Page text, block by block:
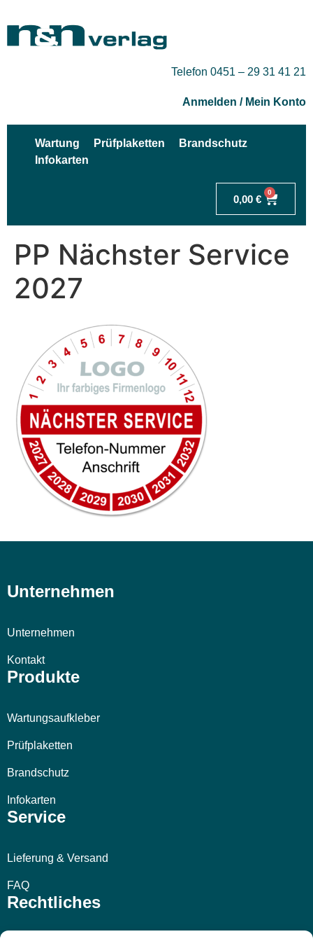
Telefon 0451 – 29 31 41 21
Anmelden / Mein Konto
Wartung Prüfplaketten
Brandschutz
Infokarten
0,00 €
0
PP Nächster Service
2027
Unternehmen
Unternehmen
Kontakt
Produkte
Wartungsaufkleber
Prüfplaketten
Brandschutz
Infokarten
Service
Lieferung & Versand
FAQ
Rechtliches